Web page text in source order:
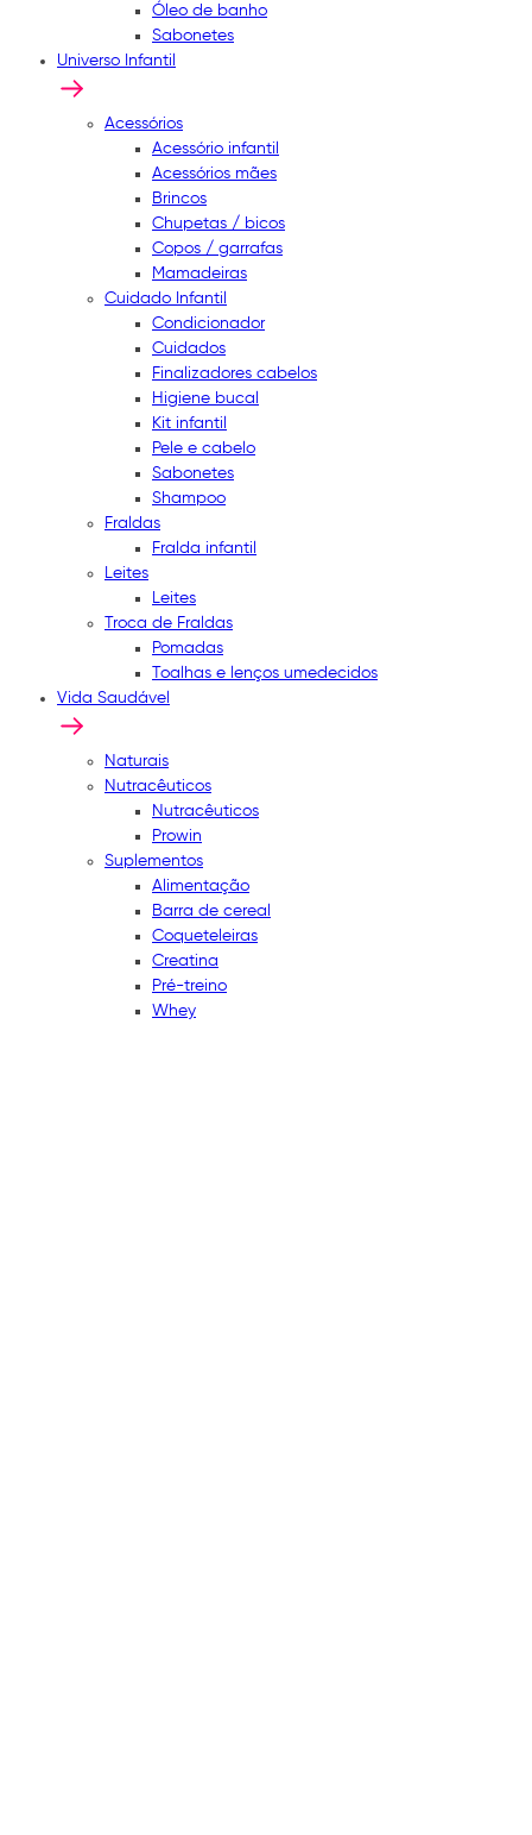
Óleo de banho
Sabonetes
Universo Infantil
Acessórios
Acessório infantil
Acessórios mães
Brincos
Chupetas / bicos
Copos / garrafas
Mamadeiras
Cuidado Infantil
Condicionador
Cuidados
Finalizadores cabelos
Higiene bucal
Kit infantil
Pele e cabelo
Sabonetes
Shampoo
Fraldas
Fralda infantil
Leites
Leites
Troca de Fraldas
Pomadas
Toalhas e lenços umedecidos
Vida Saudável
Naturais
Nutracêuticos
Nutracêuticos
Prowin
Suplementos
Alimentação
Barra de cereal
Coqueteleiras
Creatina
Pré-treino
Whey